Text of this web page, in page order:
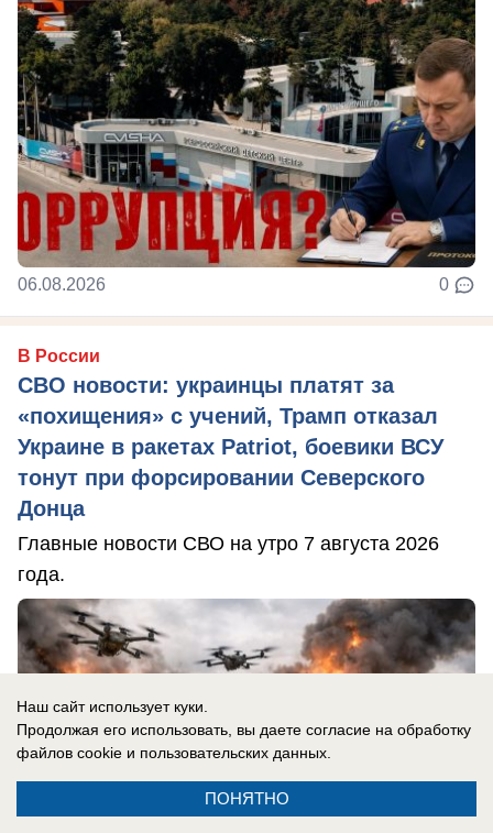
06.08.2026 0
В России
СВО новости: украинцы платят за
«похищения» с учений, Трамп отказал
Украине в ракетах Patriot, боевики ВСУ
тонут при форсировании Северского
Донца
Главные новости СВО на утро 7 августа 2026
года.
Наш сайт использует куки.
Продолжая его использовать, вы даете согласие на обработку
файлов cookie и пользовательских данных.
ПОНЯТНО